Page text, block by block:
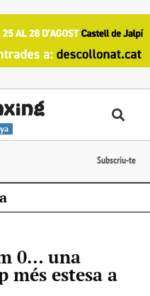
Subscriu-te
0… una
més estesa a